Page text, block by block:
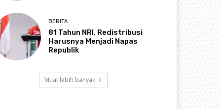
BERITA
81 Tahun NRI, Redistribusi
Harusnya Menjadi Napas
Republik
Muat lebih banyak